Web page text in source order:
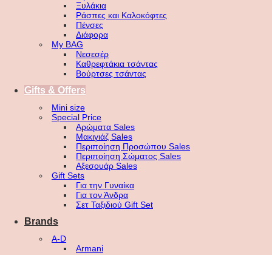
Ξυλάκια
Ράσπες και Καλοκόφτες
Πένσες
Διάφορα
My BAG
Νεσεσέρ
Καθρεφτάκια τσάντας
Βούρτσες τσάντας
Gifts & Offers
Mini size
Special Price
Αρώματα Sales
Μακιγιάζ Sales
Περιποίηση Προσώπου Sales
Περιποίηση Σώματος Sales
Αξεσουάρ Sales
Gift Sets
Για την Γυναίκα
Για τον Άνδρα
Σετ Ταξιδιού Gift Set
Brands
A-D
Armani